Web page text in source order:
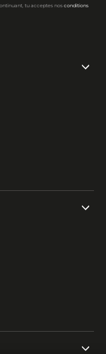
tu acceptes nos conditions